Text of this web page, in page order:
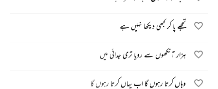
تجھے پا کر کبھی دیکھا نہیں ہے
ہزار آنکھوں سے رویا تری جدائی میں
وہاں کرتا رہوں گا اب یہاں کرتا رہوں گا